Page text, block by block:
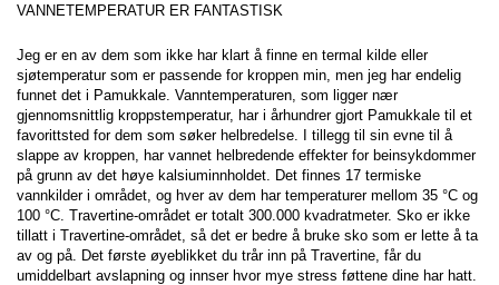
VANNETEMPERATUR ER FANTASTISK
Jeg er en av dem som ikke har klart å finne en termal kilde eller
sjøtemperatur som er passende for kroppen min, men jeg har endelig
funnet det i Pamukkale. Vanntemperaturen, som ligger nær
gjennomsnittlig kroppstemperatur, har i århundrer gjort Pamukkale til et
favorittsted for dem som søker helbredelse. I tillegg til sin evne til å
slappe av kroppen, har vannet helbredende effekter for beinsykdommer
på grunn av det høye kalsiuminnholdet. Det finnes 17 termiske
vannkilder i området, og hver av dem har temperaturer mellom 35 °C og
100 °C. Travertine-området er totalt 300.000 kvadratmeter. Sko er ikke
tillatt i Travertine-området, så det er bedre å bruke sko som er lette å ta
av og på. Det første øyeblikket du trår inn på Travertine, får du
umiddelbart avslapning og innser hvor mye stress føttene dine har hatt.